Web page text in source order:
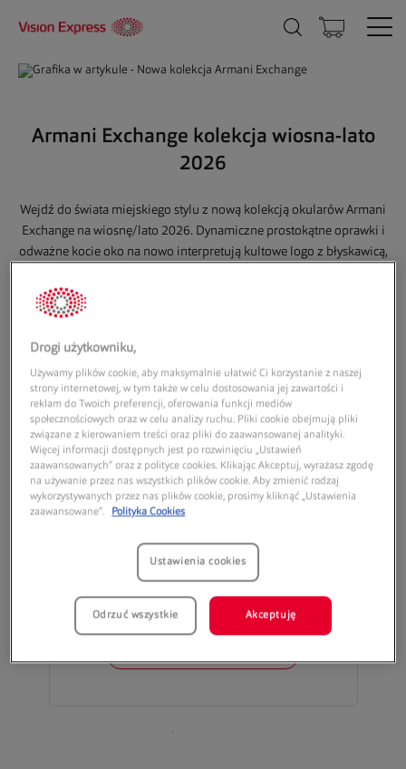
Armani Exchange kolekcja wiosna-lato
2026
Wejdź do świata miejskiego stylu z nową kolekcją okularów Armani
Exchange na wiosnę/lato 2026. Dynamiczne prostokątne oprawki i
odważne kocie oko na nowo interpretują kultowe logo z błyskawicą,
zauszników nadają tej miejskiej kolekcji indywidualny,
Kolekcja Armani Exchange
ARMANI EXCHANGE
Oprawki dostepne wyłącznie w
Drogi użytkowniku,
Używamy plików cookie, aby maksymalnie ułatwić Ci korzystanie z naszej
strony internetowej, w tym także w celu dostosowania jej zawartości i
reklam do Twoich preferencji, oferowania funkcji mediów
społecznościowych oraz w celu analizy ruchu. Pliki cookie obejmują pliki
związane z kierowaniem treści oraz pliki do zaawansowanej analityki.
Więcej informacji dostępnych jest po rozwinięciu „Ustawień
zaawansowanych” oraz z polityce cookies. Klikając Akceptuj, wyrażasz zgodę
na używanie przez nas wszystkich plików cookie. Aby zmienić rodzaj
wykorzystywanych przez nas plików cookie, prosimy kliknąć „Ustawienia
zaawansowane”.
Polityka Cookies
Ustawienia cookies
Odrzuć wszystkie Akceptuję